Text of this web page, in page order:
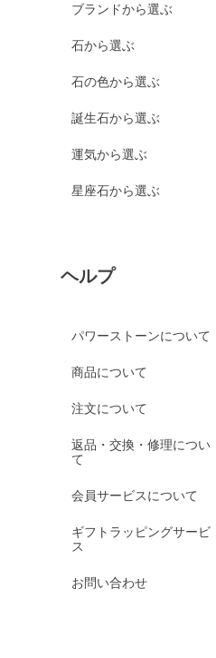
ブランドから選ぶ
石から選ぶ
石の色から選ぶ
誕生石から選ぶ
運気から選ぶ
星座石から選ぶ
ヘルプ
パワーストーンについて
商品について
注文について
返品・交換・修理につい
て
会員サービスについて
ギフトラッピングサービ
ス
お問い合わせ